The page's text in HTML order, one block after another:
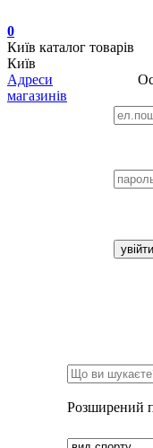
0
Київ каталог товарів
Київ
Адреси
магазинів
Розширений